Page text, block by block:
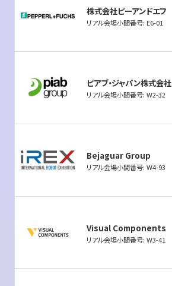
株式会社ピーアンドエフ
リアル会場小間番号: E6-01
ピアブ・ジャパン株式会社
リアル会場小間番号: W2-32
Bejaguar Group
リアル会場小間番号: W4-93
Visual Components
リアル会場小間番号: W3-41